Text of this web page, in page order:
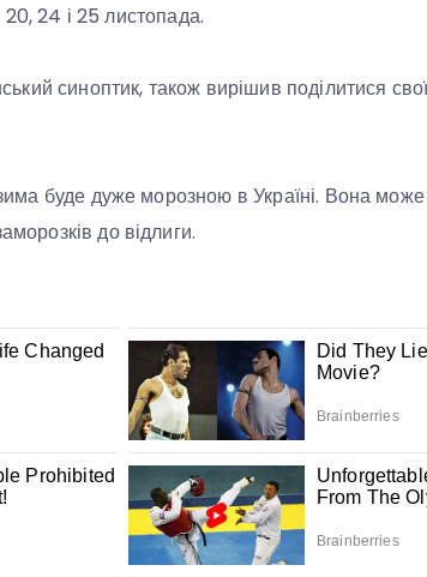
20, 24 і 25 листопада.
синоптик, також вирішив поділитися
буде дуже морозною в Україні. Вона може
до відлиги.